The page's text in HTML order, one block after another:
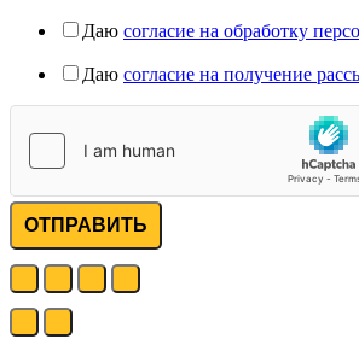
Даю согласие на обработку
Даю согласие на получение
ОТПРАВИТЬ